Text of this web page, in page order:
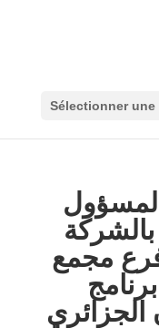
Sélectionner une
لمسؤول
بالشركة
فرع مجمع
الجزائري